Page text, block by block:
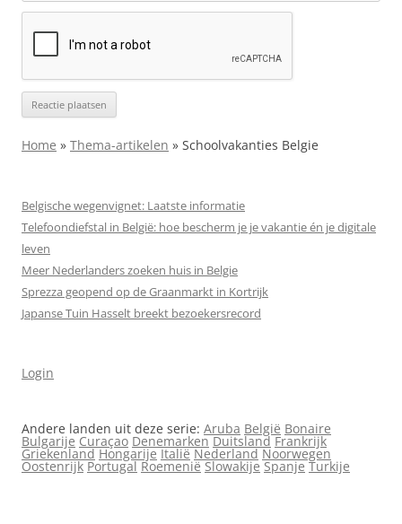
Home » Thema-artikelen » Schoolvakanties Belgie
Belgische wegenvignet: Laatste informatie
Telefoondiefstal in België: hoe bescherm je je vakantie én je digitale
leven
Meer Nederlanders zoeken huis in Belgie
Sprezza geopend op de Graanmarkt in Kortrijk
Japanse Tuin Hasselt breekt bezoekersrecord
Login
Andere landen uit deze serie: Aruba België Bonaire
Bulgarije Curaçao Denemarken Duitsland Frankrijk
Griekenland Hongarije Italië Nederland Noorwegen
Oostenrijk Portugal Roemenië Slowakije Spanje Turkije